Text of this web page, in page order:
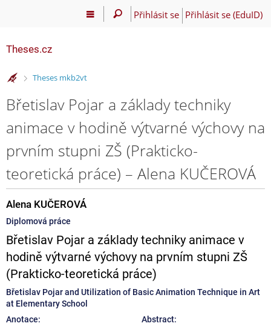
Přihlásit se Přihlásit se (EduID)
Theses.cz
>
Theses mkb2vt
Břetislav Pojar a základy techniky
animace v hodině výtvarné výchovy na
prvním stupni ZŠ (Prakticko-
teoretická práce) – Alena KUČEROVÁ
Alena KUČEROVÁ
Diplomová práce
Břetislav Pojar a základy techniky animace v
hodině výtvarné výchovy na prvním stupni ZŠ
(Prakticko-teoretická práce)
Břetislav Pojar and Utilization of Basic Animation Technique in Art
at Elementary School
Anotace:
Abstract: